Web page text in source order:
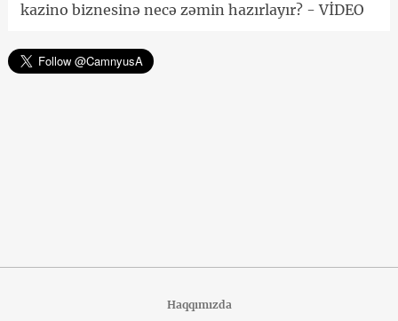
kazino biznesinə necə zəmin hazırlayır? - VİDEO
Haqqımızda